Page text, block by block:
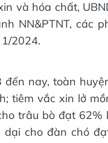
và hóa chất,
NN&PTNT, các
2024.
đến nay, toàn
tiêm vắc xin lở
trâu bò đạt
dại cho đàn chó